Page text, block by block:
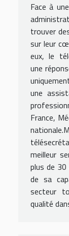
Face à
trouver
sur leur
eux, le
une
une
France,
meilleur
plus de 30
de sa
secteur
qualité